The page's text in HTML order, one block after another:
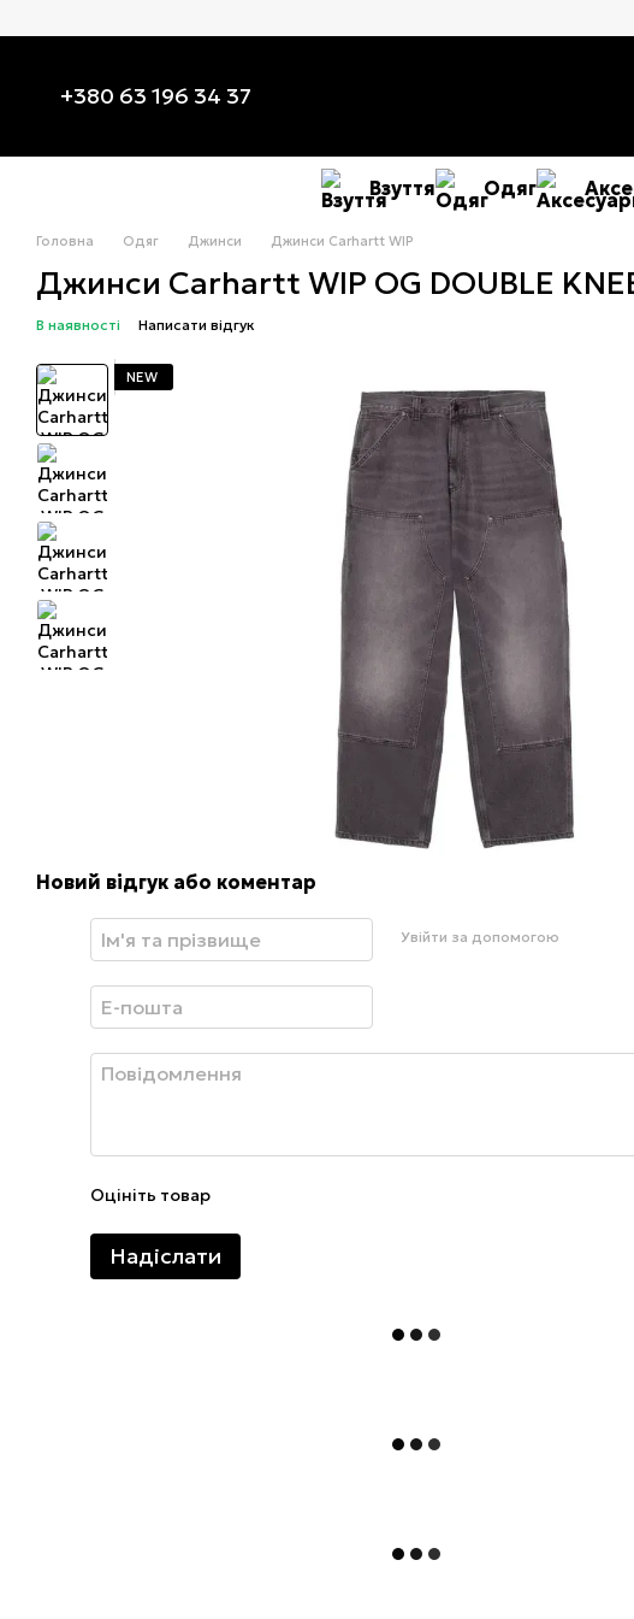
+380 63 196 34 37
Взуття Одяг
Головна Одяг Джинси Джинси Carhartt WIP
Джинси Carhartt WIP OG DOUBLE
В наявності Написати відгук
NEW
Новий відгук або коментар
Увійти за допомогою
Оцініть товар
Надіслати